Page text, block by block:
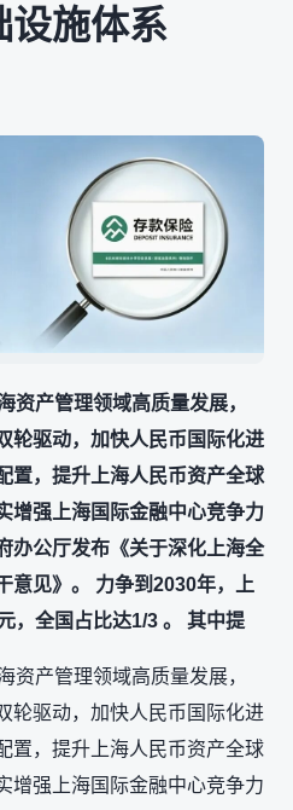
设施体系
资产管理领域高质量发展，
轮驱动，加快人民币国际化进
置，提升上海人民币资产全球
增强上海国际金融中心竞争力
办公厅发布《关于深化上海全
意见》。 力争到2030年，上
，全国占比达1/3 。 其中提
资产管理领域高质量发展，
轮驱动，加快人民币国际化进
置，提升上海人民币资产全球
增强上海国际金融中心竞争力